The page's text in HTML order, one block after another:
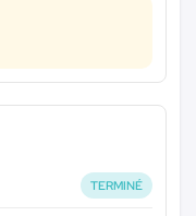
TERMINÉ